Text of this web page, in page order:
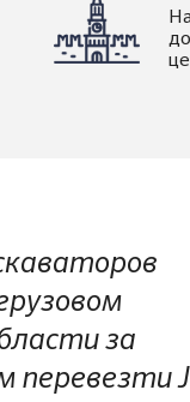
за
перевезти